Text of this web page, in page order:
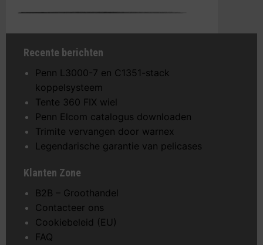
Recente berichten
Penn L3000-7 en C1351-stack
koppelsysteem
Tente 360 FIX wiel
Penn Elcom catalogus downloaden
Trimite vervangen door warnex
Legendarische garantie van pelicases
Klanten Zone
B2B – Groothandel
Contacteer ons
Cookiebeleid (EU)
FAQ